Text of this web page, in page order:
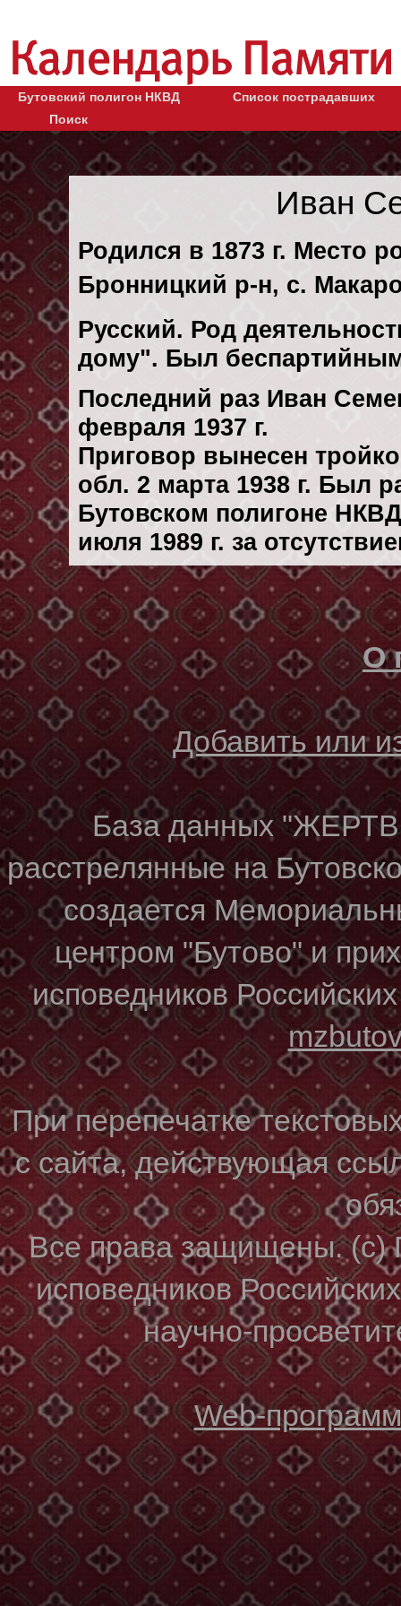
Бутовский полигон НКВД
Список пострадавших
Поиск
Иван
Родился в 1873 г. Место
Бронницкий р-н, с.
Русский. Род
дому". Был
Последний раз Иван
февраля 1937 г.
Приговор вынесен
обл. 2 марта 1938 г. Был
Бутовском полигоне
июля 1989 г. за
О
Добавить или
База данных
расстрелянные на
создается
центром "Бутово" и
исповедников
При перепечатке
с сайта, действующая
Все права защищены. (с)
исповедников
научно-
Web-